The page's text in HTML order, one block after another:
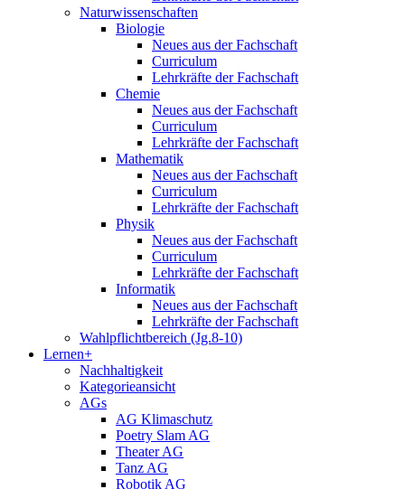
Naturwissenschaften
Biologie
Neues aus der Fachschaft
Curriculum
Lehrkräfte der Fachschaft
Chemie
Neues aus der Fachschaft
Curriculum
Lehrkräfte der Fachschaft
Mathematik
Neues aus der Fachschaft
Curriculum
Lehrkräfte der Fachschaft
Physik
Neues aus der Fachschaft
Curriculum
Lehrkräfte der Fachschaft
Informatik
Neues aus der Fachschaft
Lehrkräfte der Fachschaft
Wahlpflichtbereich (Jg.8-10)
Lernen+
Nachhaltigkeit
Kategorieansicht
AGs
AG Klimaschutz
Poetry Slam AG
Theater AG
Tanz AG
Robotik AG